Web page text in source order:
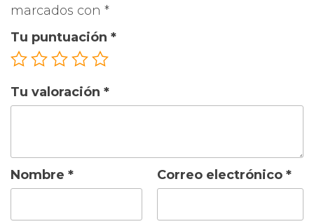
marcados con *
Tu puntuación *
Tu valoración *
Nombre * Correo electrónico *